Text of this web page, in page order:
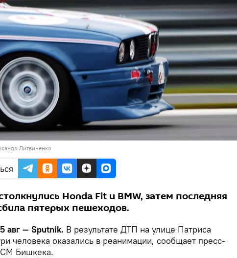
Литвиненко
Honda Fit и BMW, затем последняя
пятерых пешеходов.
авг — Sputnik. В результате ДТП на улице Патриса
человека оказались в реанимации, сообщает пресс-
Бишкека.